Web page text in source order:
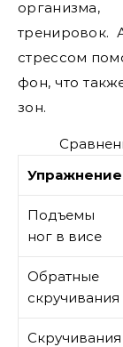
тренировок.
стрессом
фон, что
зон.
Упражнение
Подъемы
ног в висе
Обратные
скручивания
Скручивания